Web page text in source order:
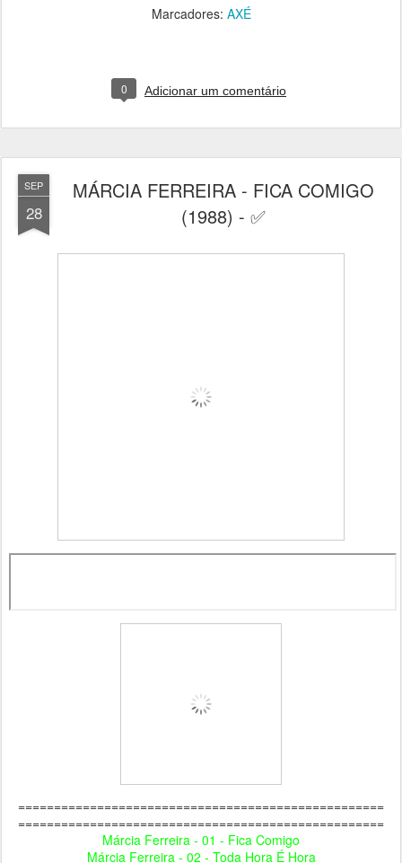
Marcadores: AXÉ
0 Adicionar um comentário
SEP
28
MÁRCIA FERREIRA - FICA COMIGO
(1988) - ✅
===================================================
===================================================
Márcia Ferreira - 01 - Fica Comigo
Márcia Ferreira - 02 - Toda Hora É Hora